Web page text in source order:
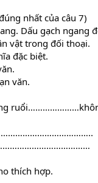
nhất của câu 7)
Dấu gạch ngang
vật trong đối thoại.
đặc biệt.
văn.
thích hợp.